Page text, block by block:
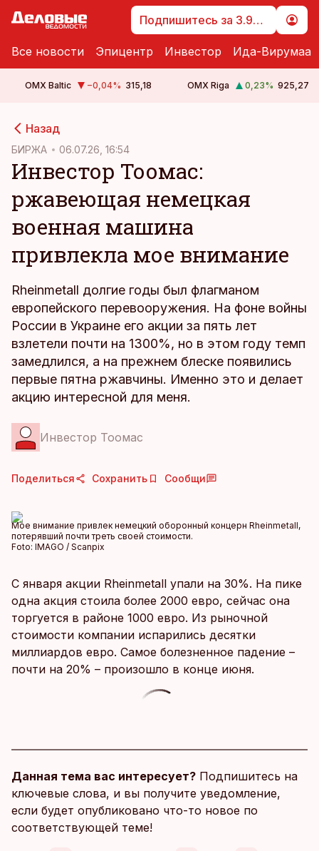
Подпишитесь за 3.99 €
Все новости Эпицентр Инвестор Ида-Вирумаа
OMX Baltic −0,04% 315,18 OMX Riga 0,23% 925,27
Назад
БИРЖА 06.07.26, 16:54
Инвестор Тоомас:
ржавеющая немецкая
военная машина
привлекла мое внимание
Rheinmetall долгие годы был флагманом
европейского перевооружения. На фоне войны
России в Украине его акции за пять лет
взлетели почти на 1300%, но в этом году темп
замедлился, а на прежнем блеске появились
первые пятна ржавчины. Именно это и делает
акцию интересной для меня.
Инвестор Тоомас
Поделиться Сохранить Сообщи
Мое внимание привлек немецкий оборонный концерн Rheinmetall,
потерявший почти треть своей стоимости.
Foto: IMAGO / Scanpix
С января акции Rheinmetall упали на 30%. На пике
одна акция стоила более 2000 евро, сейчас она
торгуется в районе 1000 евро. Из рыночной
стоимости компании испарились десятки
миллиардов евро. Самое болезненное падение –
почти на 20% – произошло в конце июня.
Данная тема вас интересует? Подпишитесь на
ключевые слова, и вы получите уведомление,
если будет опубликовано что-то новое по
соответствующей теме!